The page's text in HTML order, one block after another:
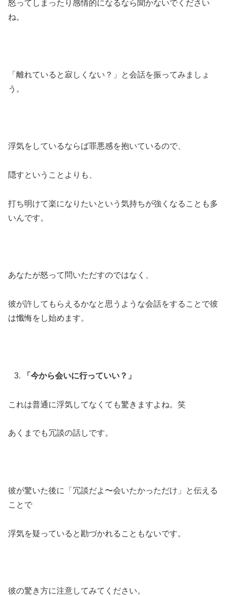
怒ってしまったり感情的になるなら聞かないでください
ね。
「離れていると寂しくない？」と会話を振ってみましょ
う。
浮気をしているならば罪悪感を抱いているので、
隠すということよりも、
打ち明けて楽になりたいという気持ちが強くなることも多
いんです。
あなたが怒って問いただすのではなく、
彼が許してもらえるかなと思うような会話をすることで彼
は懺悔をし始めます。
「今から会いに行っていい？」
これは普通に浮気してなくても驚きますよね。笑
あくまでも冗談の話しです。
彼が驚いた後に「冗談だよ〜会いたかっただけ」と伝える
ことで
浮気を疑っていると勘づかれることもないです。
彼の驚き方に注意してみてください。